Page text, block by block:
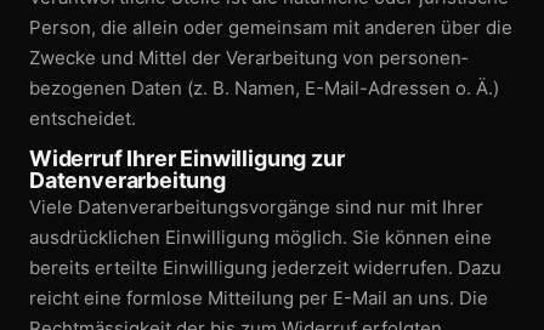
Person, die allein oder gemeinsam mit anderen über die
Zwecke und Mittel der Verarbeitung von personen­
bezogenen Daten (z. B. Namen, E-Mail-Adressen o. Ä.)
entscheidet.
Widerruf Ihrer Einwilligung zur
Datenverarbeitung
Viele Datenverarbeitungs­vorgänge sind nur mit Ihrer
ausdrücklichen Einwilligung möglich. Sie können eine
bereits erteilte Einwilligung jederzeit widerrufen. Dazu
reicht eine formlose Mitteilung per E-Mail an uns. Die